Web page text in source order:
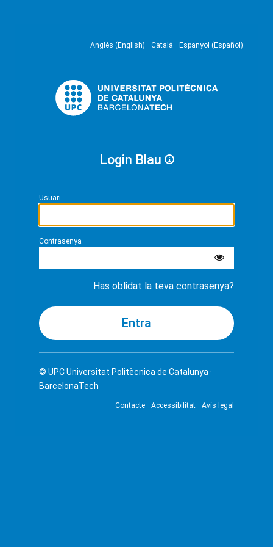
Anglès (English) Català Espanyol (Español)
Login Blau
Usuari
Contrasenya
Has oblidat la teva contrasenya?
© UPCUniversitat Politècnica de Catalunya ·
BarcelonaTech
Contacte Accessibilitat Avís legal